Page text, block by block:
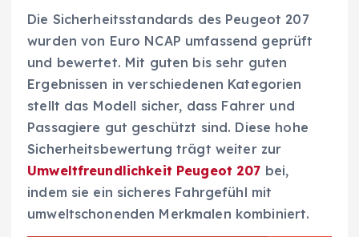
Die Sicherheitsstandards des Peugeot 207
wurden von Euro NCAP umfassend geprüft
und bewertet. Mit guten bis sehr guten
Ergebnissen in verschiedenen Kategorien
stellt das Modell sicher, dass Fahrer und
Passagiere gut geschützt sind. Diese hohe
Sicherheitsbewertung trägt weiter zur
Umweltfreundlichkeit Peugeot 207 bei,
indem sie ein sicheres Fahrgefühl mit
umweltschonenden Merkmalen kombiniert.